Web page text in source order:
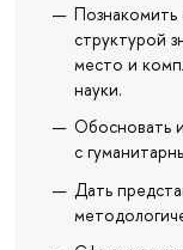
структурой
место и
науки.
Обосновать
с
Дать